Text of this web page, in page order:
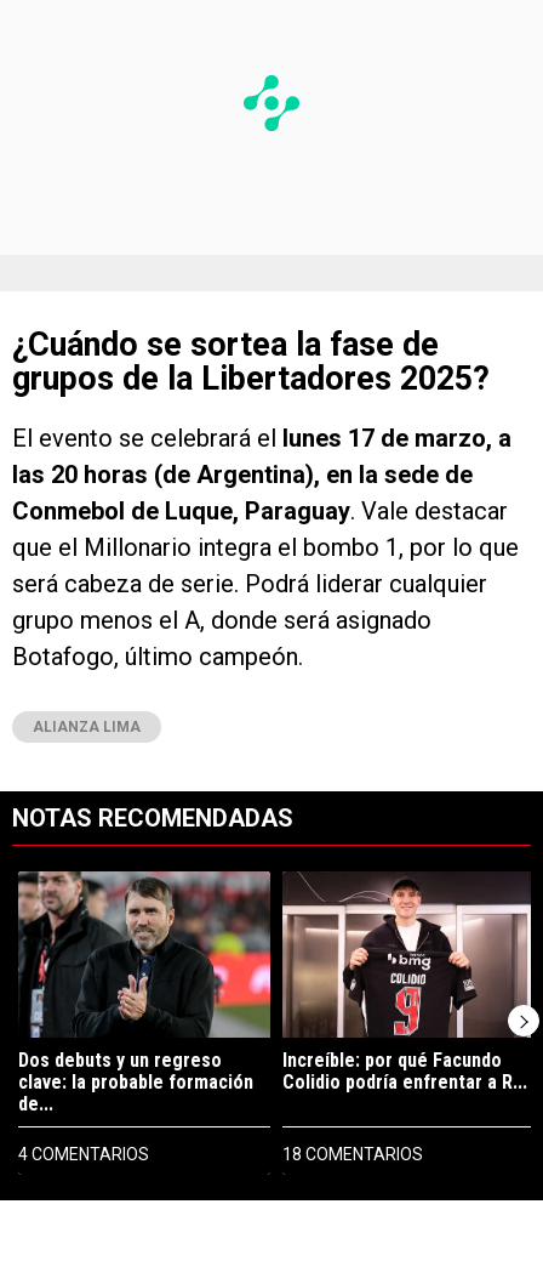
¿Cuándo se sortea la fase de
grupos de la Libertadores 2025?
El evento se celebrará el lunes 17 de marzo, a
las 20 horas (de Argentina), en la sede de
Conmebol de Luque, Paraguay. Vale destacar
que el Millonario integra el bombo 1, por lo que
será cabeza de serie. Podrá liderar cualquier
grupo menos el A, donde será asignado
Botafogo, último campeón.
ALIANZA LIMA
NOTAS RECOMENDADAS
PUBLICIDAD
Un artículo de tendencia con el título "Dos debuts y un regreso
Dos debuts y un regreso
clave: la probable formación
de...
4 COMENTARIOS
Un artículo de tendencia con el
Increíble: por qué Facundo
Colidio podría enfrentar a R...
18 COMENTARIOS